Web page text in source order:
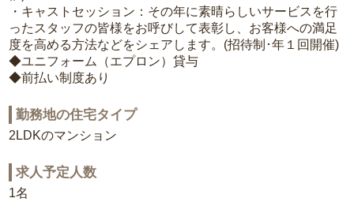
・キャストセッション：その年に素晴らしいサービスを行
ったスタッフの皆様をお呼びして表彰し、お客様への満足
度を高める方法などをシェアします。(招待制･年１回開催)
◆ユニフォーム（エプロン）貸与
◆前払い制度あり
勤務地の住宅タイプ
2LDKのマンション
求人予定人数
1名